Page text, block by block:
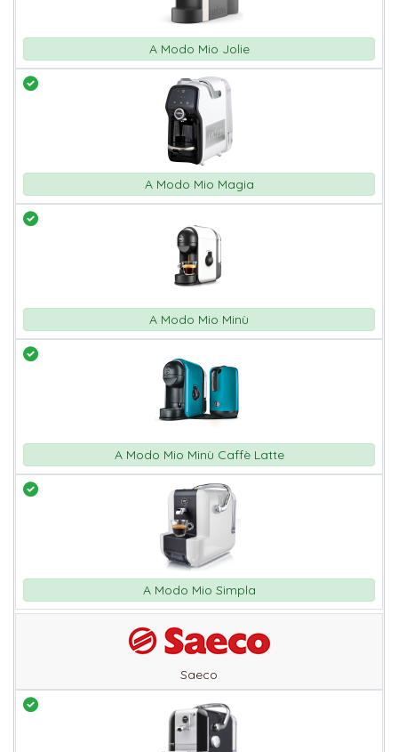
A Modo Mio Jolie
A Modo Mio Magia
A Modo Mio Minù
A Modo Mio Minù Caffè Latte
A Modo Mio Simpla
Saeco